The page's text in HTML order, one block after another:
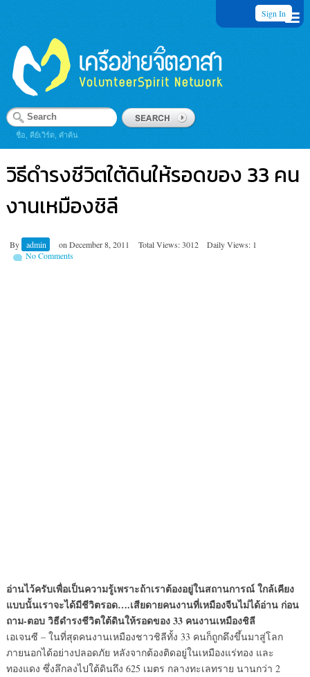
Sign In
ชื่อ, คีย์เวิร์ด, คำค้น
วิธีดำรงชีวิตใต้ดินให้รอดของ 33 คน
งานเหมืองชิลี
By admin on December 8, 2011 Total Views: 3012
Daily Views: 1
No Comments
อ่านไว้ครับเพื่อเป็นความรู้เพราะถ้าเราต้องอยู่ในสถานการณ์ ใกล้เคียง
แบบนั้นเราจะได้มีชีวิตรอด….เสียดายคนงานที่เหมืองจีนไม่ได้อ่าน ก่อน
ถาม-ตอบ วิธีดำรงชีวิตใต้ดินให้รอดของ 33 คนงานเหมืองชิลี
เอเจนซี – ในที่สุดคนงานเหมืองชาวชิลีทั้ง 33 คนก็ถูกดึงขึ้นมาสู่โลก
ภายนอกได้อย่างปลอดภัย หลังจากต้องติดอยู่ในเหมืองแร่ทอง และ
ทองแดง ซึ่งลึกลงไปใต้ดินถึง 625 เมตร กลางทะเลทราย นานกว่า 2